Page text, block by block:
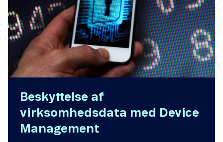
Beskyttelse af
virksomhedsdata med Device
Management